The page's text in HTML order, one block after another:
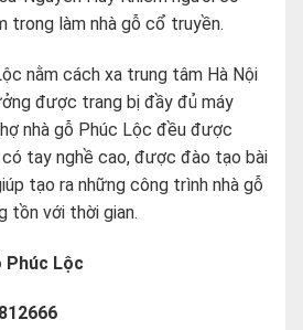
trong làm nhà gỗ cổ truyền.
nằm cách xa trung tâm Hà Nội
được trang bị đầy đủ máy
nhà gỗ Phúc Lộc đều được
tay nghề cao, được đào tạo bài
tạo ra những công trình nhà gỗ
tồn với thời gian.
Phúc Lộc